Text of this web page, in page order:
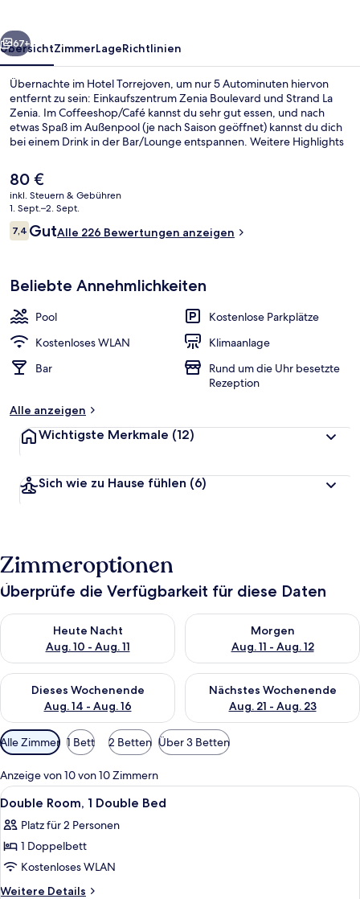
Weiter
67+
ÜbersichtZimmerLageRichtlinien
Übernachte im Hotel Torrejoven, um nur 5 Autominuten hiervon
entfernt zu sein: Einkaufszentrum Zenia Boulevard und Strand La
Zenia. Im Coffeeshop/Café kannst du sehr gut essen, und nach
etwas Spaß im Außenpool (je nach Saison geöffnet) kannst du dich
bei einem Drink in der Bar/Lounge entspannen. Weitere Highlights
Der
aktuelle
Preis
beträgt
80 €.
80 €
inkl. Steuern & Gebühren
1. Sept.–2. Sept.
Bewertungen
7,47,4 von 10.
GutAlle 226 Bewertungen anzeigen
Beliebte Annehmlichkeiten
Pool
Kostenlose Parkplätze
Kostenloses WLAN
Klimaanlage
Bar
Rund um die Uhr besetzte
Rezeption
Alle anzeigen
Wichtigste Merkmale (12)
Sich wie zu Hause fühlen (6)
Zimmeroptionen
Überprüfe die Verfügbarkeit für diese Daten
Heute Nacht
Aug. 10 - Aug. 11
Überprüfe die Verfügbarkeit für heute Nacht, Aug. 10 - Aug.
Morgen
Aug. 11 - Aug. 12
Überprüfe die Verfügbarkeit
Dieses Wochenende
Aug. 14 - Aug. 16
Überprüfe die Verfügbarkeit für dieses Wochenende, Aug. 14
Nächstes Wochenende
Aug. 21 - Aug. 23
Überprüfe die Verfügbarkeit
Verfügbare
Filter
für
Zimmer
Alle Zimmer 1 Bett 2 Betten Über 3 Betten
Anzeige von 10 von 10 Zimmern
Alle
Fotos
für
Double
Room,
1
Ein Hotelzimmer mit einem
5
Double Room, 1 Double Bed
Platz für 2 Personen
1 Doppelbett
Kostenloses WLAN
Weitere Details
Weitere